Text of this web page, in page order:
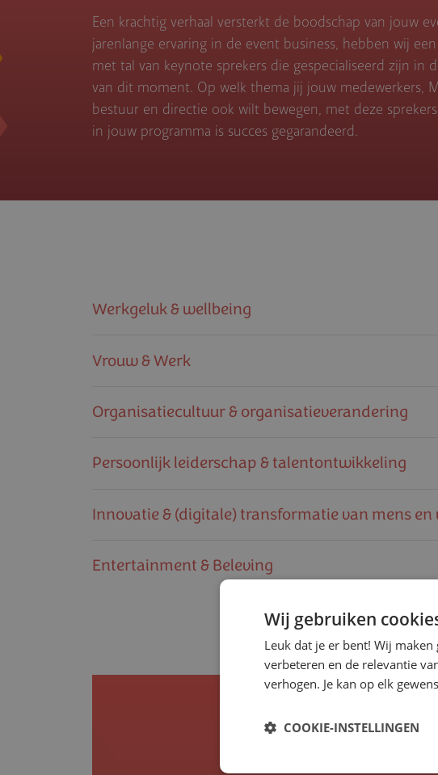
Een krachtig verhaal versterkt de boodschap van jouw
jarenlange ervaring in de event business, hebben wij
met tal van keynote sprekers die gespecialiseerd zijn in
van dit moment. Op welk thema jij jouw medewerkers,
bestuur en directie ook wilt bewegen, met deze
in jouw programma is succes gegarandeerd.
Werkgeluk & wellbeing
Vrouw & Werk
Organisa­tie­cul­tuur & organisa­tie­ver­an­de­ring
Persoonlijk leiderschap & talentont­wik­ke­ling
Innovatie & (digitale) transfor­matie van mens en
Entertain­ment & Beleving
Wij gebruiken
Leuk dat je er bent! Wij
verbeteren en de relevantie
verhogen. Je kan op elk
COOKIE-INSTELLINGEN